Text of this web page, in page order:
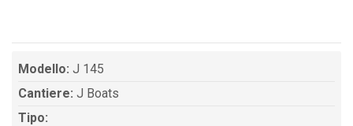
Modello: J 145
Cantiere: J Boats
Tipo: